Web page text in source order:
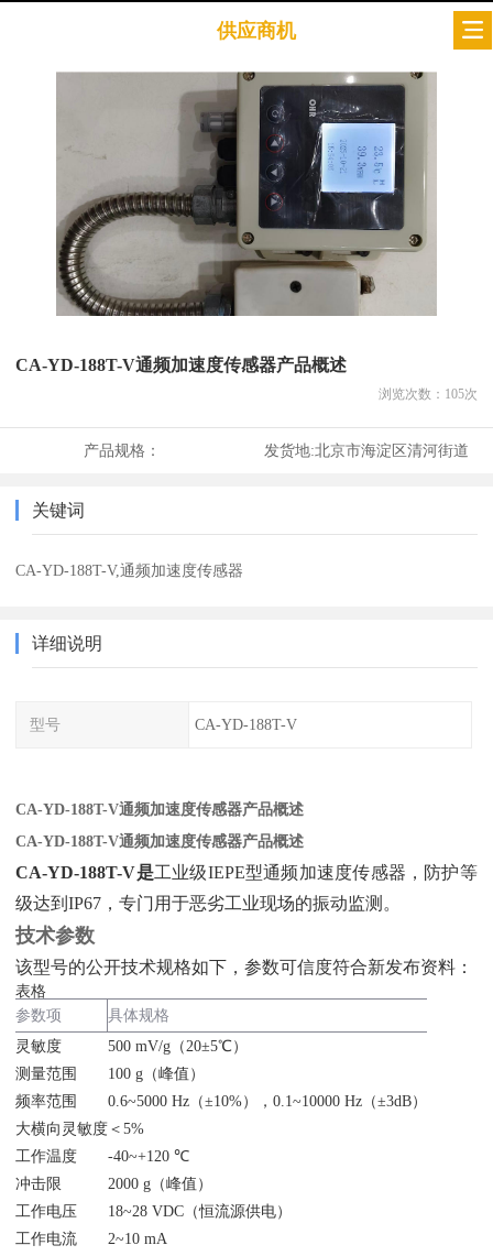
供应商机
CA-YD-188T-V通频加速度传感器产品概述
浏览次数： 105次
产品规格： 发货地:北京市海淀区清河街道
关键词
CA-YD-188T-V,通频加速度传感器
详细说明
型号 CA-YD-188T-V
CA-YD-188T-V通频加速度传感器产品概述
CA-YD-188T-V通频加速度传感器产品概述
CA-YD-188T-V是‌工业级IEPE型通频加速度传感器，防护等
级达到IP67，专门用于恶劣工业现场的振动监测。
技术参数
该型号的公开技术规格如下，参数可信度符合新发布资料：
表格
参数项
具体规格
灵敏度
500 mV/g（20±5℃）
测量范围
100 g（峰值）
频率范围
0.6~5000 Hz（±10%），0.1~10000 Hz（±3dB）
大横向灵敏度＜5%
工作温度
-40~+120 ℃
冲击限
2000 g（峰值）
工作电压
18~28 VDC（恒流源供电）
工作电流
2~10 mA